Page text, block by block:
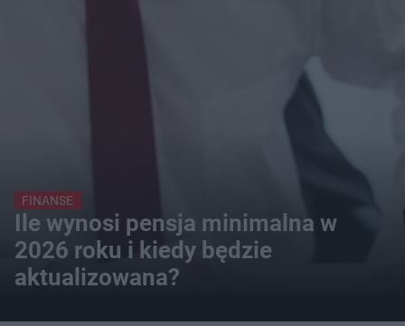
FINANSE
Ile wynosi pensja minimalna w
2026 roku i kiedy będzie
aktualizowana?